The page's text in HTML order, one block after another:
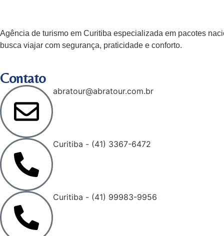
Agência de turismo em Curitiba especializada em pacotes
busca viajar com segurança, praticidade e conforto.
Contato
abratour@abratour.com.br
Curitiba - (41) 3367-6472
Curitiba - (41) 99983-9956